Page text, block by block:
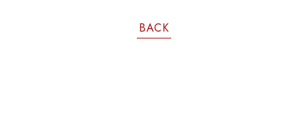
BACK